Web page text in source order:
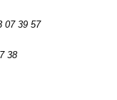
07 39 57
38